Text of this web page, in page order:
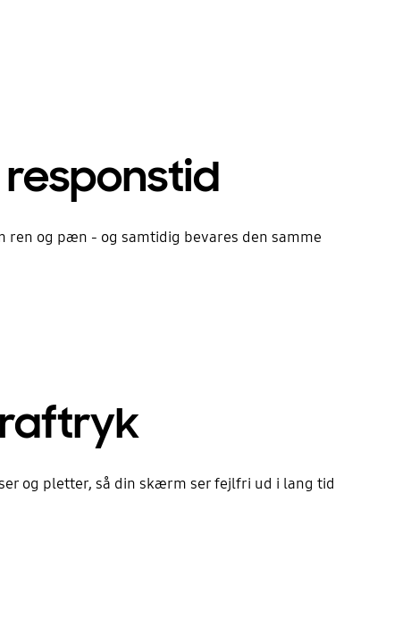
og pæn - og samtidig bevares den samme
og pletter, så din skærm ser fejlfri ud i lang tid